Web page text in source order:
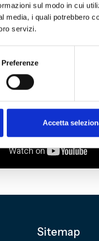
sul modo in cui
media, i quali potrebbero
servizi.
Preferenze
Accetta
così la memoria
Sitemap